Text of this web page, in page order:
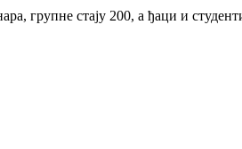
групне стају 200, а ђаци и